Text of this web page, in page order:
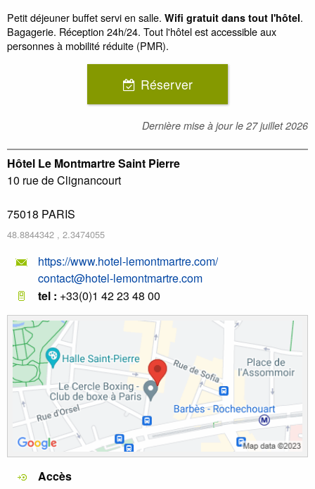
Petit déjeuner buffet servi en salle. Wifi gratuit dans tout l'hôtel.
Bagagerie. Réception 24h/24. Tout l'hôtel est accessible aux
personnes à mobilité réduite (PMR).
Réserver
Dernière mise à jour le 27 juillet 2026
Hôtel Le Montmartre Saint Pierre
10 rue de Clignancourt
75018 PARIS
48.8844342 , 2.3474055
https://www.hotel-lemontmartre.com/
contact@hotel-lemontmartre.com
tel : +33(0)1 42 23 48 00
Accès